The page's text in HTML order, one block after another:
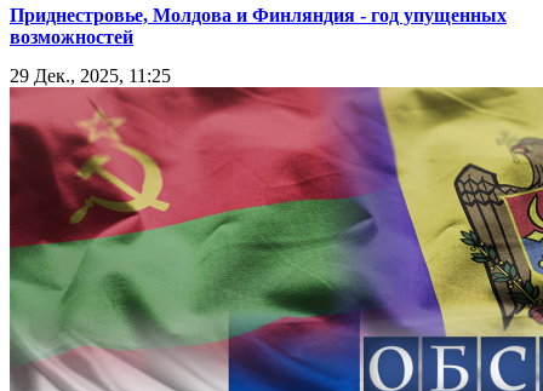
Приднестровье, Молдова и Финляндия - год упущенных
возможностей
29 Дек., 2025, 11:25